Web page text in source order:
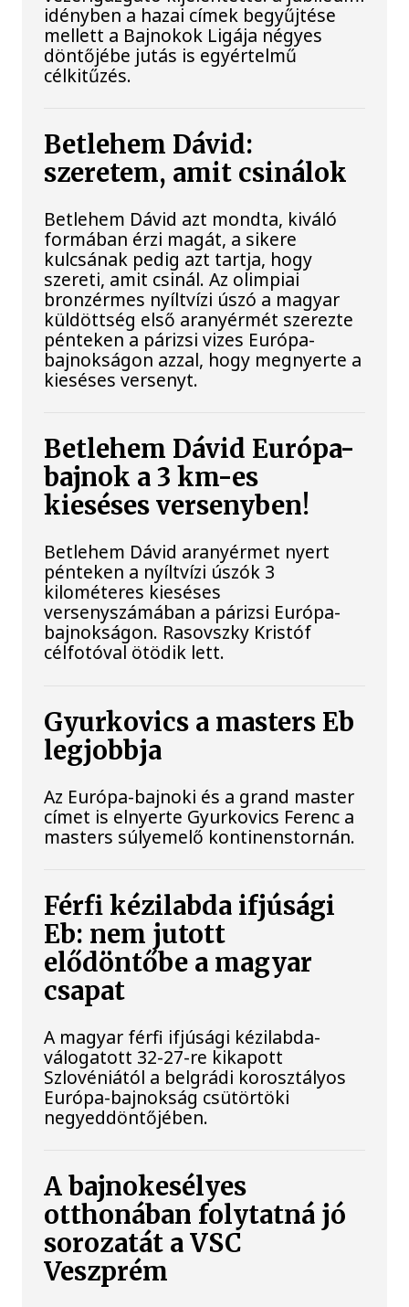
idényben a hazai címek begyűjtése
mellett a Bajnokok Ligája négyes
döntőjébe jutás is egyértelmű
célkitűzés.
Betlehem Dávid:
szeretem, amit csinálok
Betlehem Dávid azt mondta, kiváló
formában érzi magát, a sikere
kulcsának pedig azt tartja, hogy
szereti, amit csinál. Az olimpiai
bronzérmes nyíltvízi úszó a magyar
küldöttség első aranyérmét szerezte
pénteken a párizsi vizes Európa-
bajnokságon azzal, hogy megnyerte a
kieséses versenyt.
Betlehem Dávid Európa-
bajnok a 3 km-es
kieséses versenyben!
Betlehem Dávid aranyérmet nyert
pénteken a nyíltvízi úszók 3
kilométeres kieséses
versenyszámában a párizsi Európa-
bajnokságon. Rasovszky Kristóf
célfotóval ötödik lett.
Gyurkovics a masters Eb
legjobbja
Az Európa-bajnoki és a grand master
címet is elnyerte Gyurkovics Ferenc a
masters súlyemelő kontinenstornán.
Férfi kézilabda ifjúsági
Eb: nem jutott
elődöntőbe a magyar
csapat
A magyar férfi ifjúsági kézilabda-
válogatott 32-27-re kikapott
Szlovéniától a belgrádi korosztályos
Európa-bajnokság csütörtöki
negyeddöntőjében.
A bajnokesélyes
otthonában folytatná jó
sorozatát a VSC
Veszprém